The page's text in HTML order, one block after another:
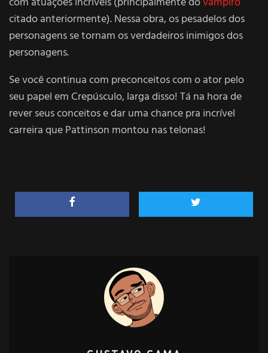
citado anteriormente). Nessa obra, os pesadelos dos
personagens se tornam os verdadeiros inimigos dos
personagens.
Se você continua com preconceitos com o ator pelo
seu papel em Crepúsculo, larga disso! Tá na hora de
rever seus conceitos e dar uma chance pra incrível
carreira que Pattinson montou nas telonas!